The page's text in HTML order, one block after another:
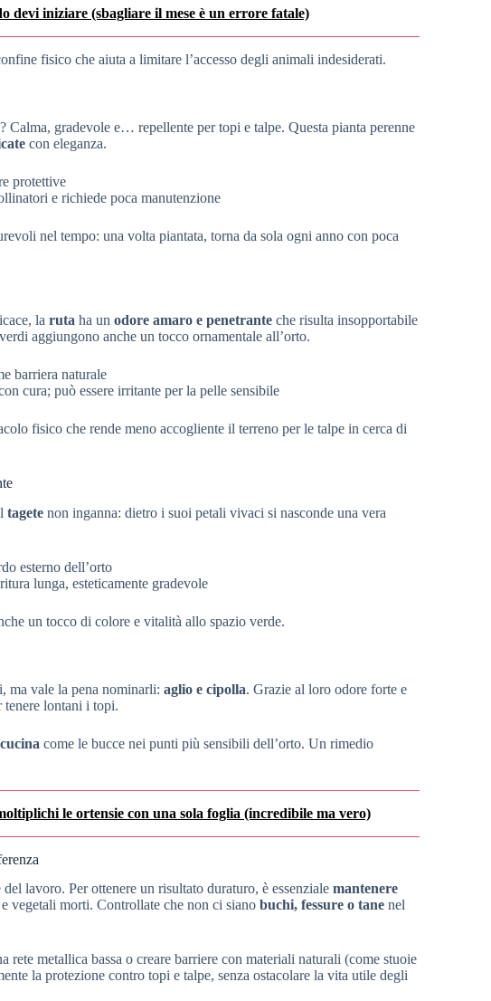
devi iniziare (sbagliare il mese è un errore fatale)
fisico che aiuta a limitare l’accesso degli animali indesiderati.
? Calma, gradevole e… repellente per topi e talpe. Questa pianta perenne
con eleganza.
protettive
e richiede poca manutenzione
nel tempo: una volta piantata, torna da sola ogni anno con poca
la ruta ha un odore amaro e penetrante che risulta insopportabile
aggiungono anche un tocco ornamentale all’orto.
barriera naturale
cura; può essere irritante per la pelle sensibile
fisico che rende meno accogliente il terreno per le talpe in cerca di
tagete non inganna: dietro i suoi petali vivaci si nasconde una vera
esterno dell’orto
lunga, esteticamente gradevole
un tocco di colore e vitalità allo spazio verde.
ma vale la pena nominarli: aglio e cipolla. Grazie al loro odore forte e
tenere lontani i topi.
come le bucce nei punti più sensibili dell’orto. Un rimedio
le ortensie con una sola foglia (incredibile ma vero)
lavoro. Per ottenere un risultato duraturo, è essenziale mantenere
vegetali morti. Controllate che non ci siano buchi, fessure o tane nel
rete metallica bassa o creare barriere con materiali naturali (come stuoie
la protezione contro topi e talpe, senza ostacolare la vita utile degli